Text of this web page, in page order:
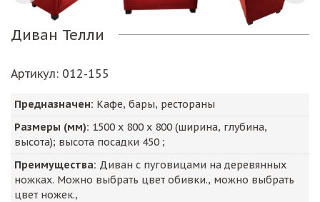
Диван Телли
Артикул: 012-155
Предназначен: Кафе, бары, рестораны
Размеры (мм): 1500 х 800 х 800 (ширина, глубина,
высота); высота посадки 450 ;
Преимущества: Диван с пуговицами на деревянных
ножках. Можно выбрать цвет обивки., можно выбрать
цвет ножек.,